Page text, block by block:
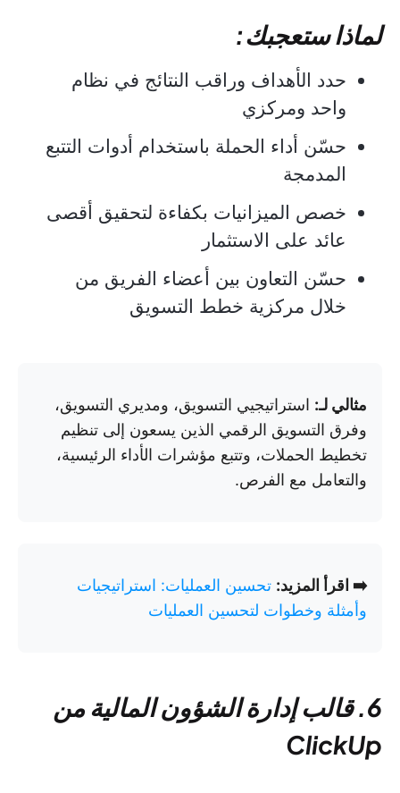
لماذا ستعجبك:
حدد الأهداف وراقب النتائج في نظام
واحد ومركزي
حسّن أداء الحملة باستخدام أدوات التتبع
المدمجة
خصص الميزانيات بكفاءة لتحقيق أقصى
عائد على الاستثمار
حسّن التعاون بين أعضاء الفريق من
خلال مركزية خطط التسويق
مثالي لـ: استراتيجيي التسويق، ومديري التسويق،
وفرق التسويق الرقمي الذين يسعون إلى تنظيم
تخطيط الحملات، وتتبع مؤشرات الأداء الرئيسية،
والتعامل مع الفرص.
➡️ اقرأ المزيد: تحسين العمليات: استراتيجيات
وأمثلة وخطوات لتحسين العمليات
6. قالب إدارة الشؤون المالية من
ClickUp